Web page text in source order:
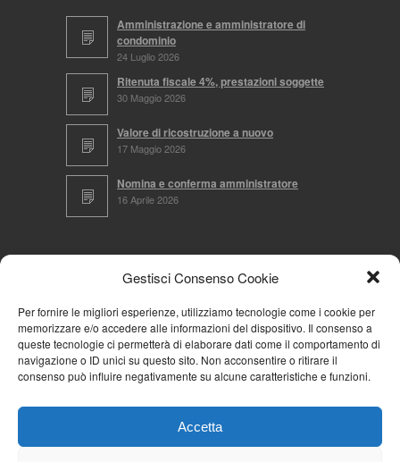
Gestisci Consenso Cookie
Per fornire le migliori esperienze, utilizziamo tecnologie come i cookie per
memorizzare e/o accedere alle informazioni del dispositivo. Il consenso a
queste tecnologie ci permetterà di elaborare dati come il comportamento di
navigazione o ID unici su questo sito. Non acconsentire o ritirare il
consenso può influire negativamente su alcune caratteristiche e funzioni.
Accetta
Amministrazione e amministratore di
condominio
24 Luglio 2026
Ritenuta fiscale 4%, prestazioni soggette
30 Maggio 2026
Valore di ricostruzione a nuovo
17 Maggio 2026
Nomina e conferma amministratore
16 Aprile 2026
CERCA NEL SITO
NAVIGA PER
Mappa completa
Cookie Policy (UE)